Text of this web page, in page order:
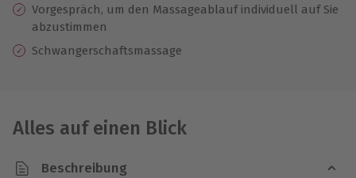
Vorgespräch, um den Massageablauf individuell auf Sie
abzustimmen
Schwangerschaftsmassage
Alles auf einen Blick
Beschreibung